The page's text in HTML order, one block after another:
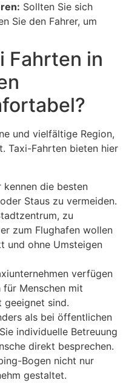
Sollten Sie sich
Sie den Fahrer, um
Fahrten in
und vielfältige Region,
Taxi-Fahrten bieten hier
kennen die besten
Staus zu vermeiden.
zu
zum Flughafen wollen
und ohne Umsteigen
verfügen
für Menschen mit
geeignet sind.
als bei öffentlichen
individuelle Betreuung
direkt besprechen.
Bogen nicht nur
gestaltet.